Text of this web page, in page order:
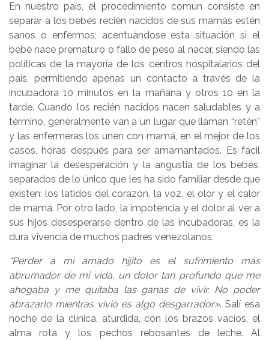
En nuestro país, el procedimiento común consiste en
separar a los bebés recién nacidos de sus mamás estén
sanos o enfermos; acentuándose esta situación si el
bebé nace prematuro o fallo de peso al nacer, siendo las
políticas de la mayoría de los centros hospitalarios del
país, permitiendo apenas un contacto a través de la
incubadora 10 minutos en la mañana y otros 10 en la
tarde. Cuando los recién nacidos nacen saludables y a
término, generalmente van a un lugar que llaman “retén”
y las enfermeras los unen con mamá, en el mejor de los
casos, horas después para ser amamantados. Es fácil
imaginar la desesperación y la angustia de los bebés,
separados de lo único que les ha sido familiar desde que
existen: los latidos del corazón, la voz, el olor y el calor
de mamá. Por otro lado, la impotencia y el dolor al ver a
sus hijos desesperarse dentro de las incubadoras, es la
dura vivencia de muchos padres venezolanos.
“Perder a mi amado hijito es el sufrimiento más
abrumador de mi vida, un dolor tan profundo que me
ahogaba y me quitaba las ganas de vivir. No poder
abrazarlo mientras vivió es algo desgarrador». Salí esa
noche de la clínica, aturdida, con los brazos vacíos, el
alma rota y los pechos rebosantes de leche. Al